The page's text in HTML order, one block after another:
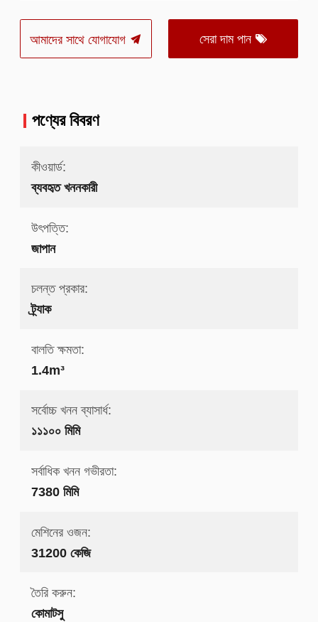
আমাদের সাথে যোগাযোগ সেরা দাম পান
পণ্যের বিবরণ
কীওয়ার্ড:
ব্যবহৃত খননকারী
উৎপত্তি:
জাপান
চলন্ত প্রকার:
ট্র্যাক
বালতি ক্ষমতা:
1.4m³
সর্বোচ্চ খনন ব্যাসার্ধ:
১১১০০ মিমি
সর্বাধিক খনন গভীরতা:
7380 মিমি
মেশিনের ওজন:
31200 কেজি
তৈরি করুন:
কোমাটসু